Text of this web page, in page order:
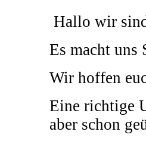
Hallo wir
Es macht uns
Wir hoffen
Eine richtige
aber schon